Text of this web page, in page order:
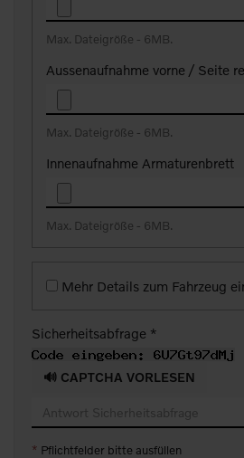
Max. Dateigröße - 6MB.
Aussenaufnahme vorne / Seite
Max. Dateigröße - 6MB.
Innenaufnahme Armaturenbrett
Max. Dateigröße - 6MB.
Mehr Details zum Fahrzeug
Sicherheitsabfrage *
🔊 CAPTCHA VORLESEN
* Pflichtfelder bitte ausfüllen